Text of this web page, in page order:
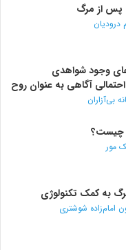
پس از مرگ
درودیان
وجود شواهدی
آگاهی به عنوان روح
بی‌آزاران
چیست؟
مور
به کمک تکنولوژی
امام‌زاده شوشتری